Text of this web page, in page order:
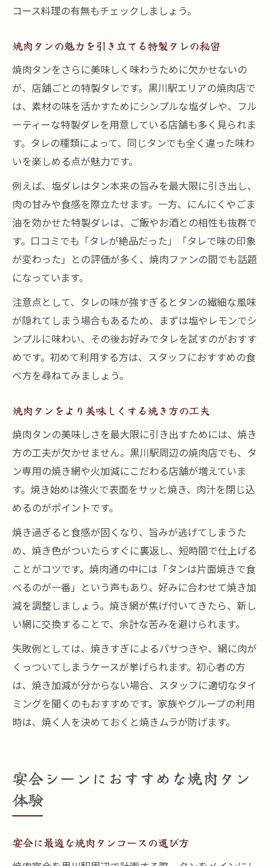
コース料理の有無もチェックしましょう。
焼肉タンの魅力を引き立てる特製タレの秘密
焼肉タンをさらに美味しく味わうために欠かせないの
が、店舗ごとの特製タレです。黒川駅エリアの焼肉店で
は、素材の味を活かすためにシンプルな塩ダレや、フル
ーティーな特製ダレを用意している店舗も多く見られま
す。タレの種類によって、同じタンでも全く違った味わ
いを楽しめる点が魅力です。
例えば、塩ダレはタン本来の旨みを最大限に引き出し、
肉の甘みや食感を際立たせます。一方、にんにくやごま
油を効かせた特製ダレは、ご飯やお酒との相性も抜群で
す。口コミでも「タレが絶品だった」「タレで味の印象
が変わった」との評価が多く、焼肉ファンの間でも話題
になっています。
注意点として、タレの味が強すぎるとタンの繊細な風味
が隠れてしまう場合もあるため、まずは塩やレモンでシ
ンプルに味わい、その後お好みでタレを試すのがおすす
めです。初めて利用する方は、スタッフにおすすめの食
べ方を尋ねてみましょう。
焼肉タンをより美味しくする焼き方の工夫
焼肉タンの美味しさを最大限に引き出すためには、焼き
方の工夫が欠かせません。黒川駅周辺の焼肉店でも、タ
ン専用の焼き網や火加減にこだわる店舗が増えていま
す。焼き始めは強火で表面をサッと焼き、肉汁を閉じ込
めるのがポイントです。
焼き過ぎると食感が固くなり、旨みが逃げてしまうた
め、焼き色がついたらすぐに裏返し、短時間で仕上げる
ことがコツです。焼肉通の中には「タンは片面焼きで食
べるのが一番」という声もあり、好みに合わせて焼き加
減を調整しましょう。焼き網が焦げ付いてきたら、新し
い網に交換することで、余計な苦みを避けられます。
失敗例としては、焼きすぎによるパサつきや、網に肉が
くっついてしまうケースが挙げられます。初心者の方
は、焼き加減が分からない場合、スタッフに適切なタイ
ミングを聞くのもおすすめです。家族やグループの利用
時は、焼く人を決めておくと焼きムラが防げます。
宴会シーンにおすすめな焼肉タン
体験
宴会に最適な焼肉タンコースの選び方